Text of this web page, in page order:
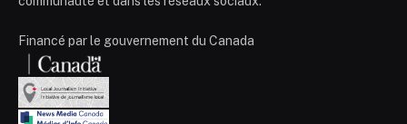
Financé par le gouvernement du Canada